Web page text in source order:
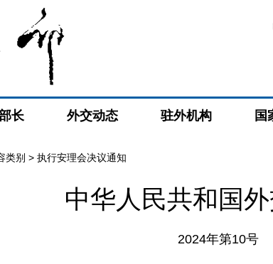
长 外交动态 驻外机构 国
类别 > 执行安理会决议通知
中华人民共和国
2024年第10号